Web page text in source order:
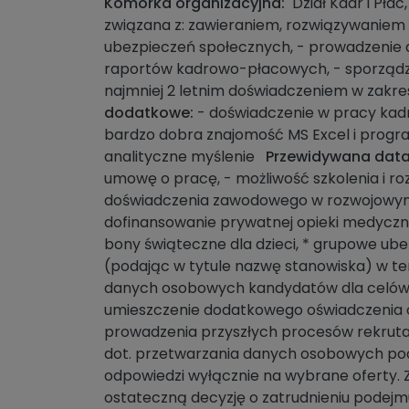
związana z: zawieraniem,
ubezpieczeń społecznych, -
raportów kadrowo-płacowych, -
najmniej 2 letnim doświadczeniem w
dodatkowe: - doświadczenie w pracy
bardzo dobra znajomość MS Excel i
analityczne myślenie Przewidywana
umowę o pracę, - możliwość szkolenia i
doświadczenia zawodowego w
dofinansowanie prywatnej opieki
bony świąteczne dla dzieci, * grupowe
(podając w tytule nazwę stanowiska) w
danych osobowych kandydatów dla
umieszczenie dodatkowego
prowadzenia przyszłych procesów
dot. przetwarzania danych osobowych
odpowiedzi wyłącznie na wybrane
ostateczną decyzję o zatrudnieniu